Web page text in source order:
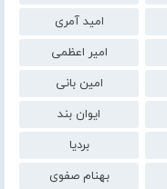
امید آمری
امیر اعظمی
امین بانی
ایوان بند
بردیا
بهنام صفوی